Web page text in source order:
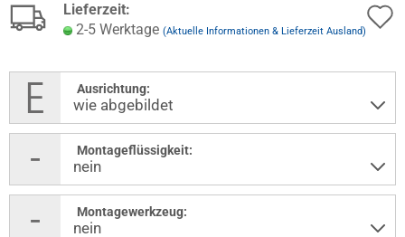
Lieferzeit:
2-5 Werktage (Aktuelle Informationen & Lieferzeit Ausland)
Ausrichtung:
Montageflüssigkeit:
Montagewerkzeug: